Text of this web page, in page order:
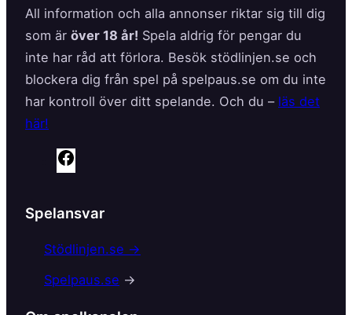
All information och alla annonser riktar sig till dig
som är över 18 år! Spela aldrig för pengar du
inte har råd att förlora. Besök stödlinjen.se och
blockera dig från spel på spelpaus.se om du inte
har kontroll över ditt spelande. Och du – läs det
här!
e
b
o
Spelansvar
Stödlinjen.se →
Spelpaus.se →